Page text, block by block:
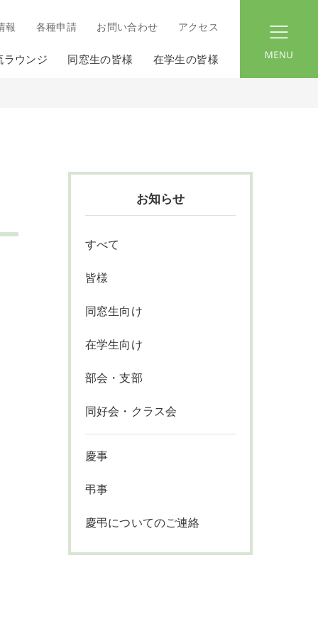
報 各種申請 お問い合わせ アクセス
ラウンジ 同窓生の皆様 在学生の皆様
お知らせ
すべて
皆様
同窓生向け
在学生向け
部会・支部
同好会・クラス会
慶事
弔事
慶弔についてのご連絡
menu